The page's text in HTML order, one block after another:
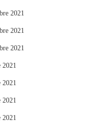
2021
2021
2021